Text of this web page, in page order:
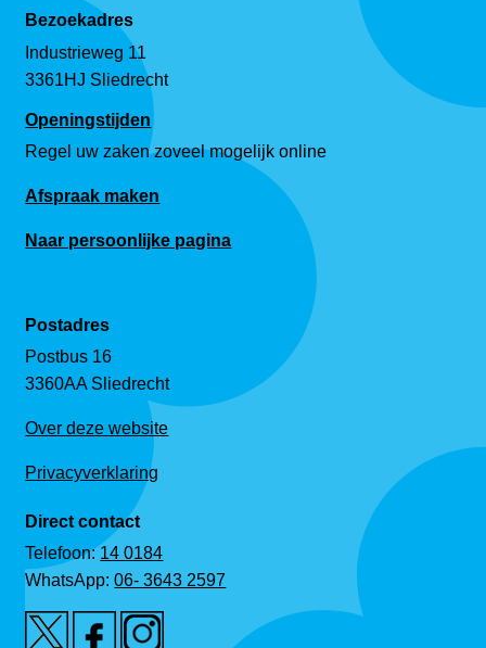
Bezoekadres
Industrieweg 11
3361HJ Sliedrecht
Openingstijden
Regel uw zaken zoveel mogelijk online
Afspraak maken
Naar persoonlijke pagina
Postadres
Postbus 16
3360AA Sliedrecht
Over deze website
Privacyverklaring
Direct contact
Telefoon:14 0184
WhatsApp:06- 3643 2597